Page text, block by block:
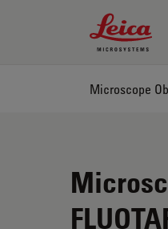
Leica
Microscope